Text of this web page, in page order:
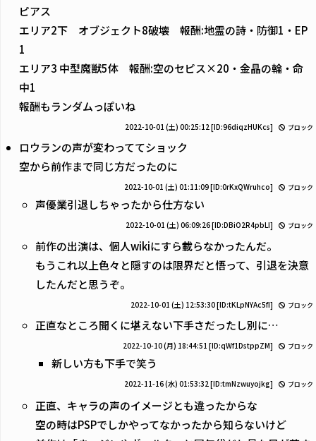
ピアス
エリア2下 オブジェクト8破壊 報酬:地霊の詩・防御1・EP
1
エリア3 中型魔獣5体 報酬:空のセピス×20・金晶の輪・命
中1
報酬もランダムっぽいね
2022-10-01 (土) 00:25:12 [ID:96diqzHUKcs] ブロック
ロウランの声が変わっててショック
空から前作まで同じ方だったのに
2022-10-01 (土) 01:11:09[ID:0rKxQWruhco] ブロック
声優業引退しちゃったから仕方ない
2022-10-01 (土) 06:09:26[ID:DBiO2R4pbLI] ブロック
前作の出演は、個人wikiにすら載らなかったんだ。
もうこれ以上色々と隠すのは限界だと悟って、引退を決意
したんだと思うぞ。
2022-10-01 (土) 12:53:30[ID:tKLpNYAc5fI] ブロック
正直なところ聞くに堪えない下手さだったし別に…
2022-10-10 (月) 18:44:51 [ID:qWf1DstppZM] ブロック
新しい方も下手で笑う
2022-11-16 (水) 01:53:32[ID:tmNzwuyojkg] ブロック
正直、キャラの声のイメージとも違ったからな
空の時はPSPでしかやってなかったから知らないけど